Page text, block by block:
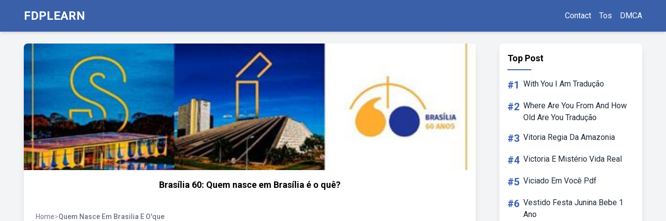
FDPLEARN Contact Tos DMCA
Brasília 60: Quem nasce em Brasília é o quê?
Home>Quem Nasce Em Brasilia E O'que
Top Post
#1 With You I Am Tradução
#2 Where Are You From And How
Old Are You Tradução
#3 Vitoria Regia Da Amazonia
#4 Victoria E Mistério Vida Real
#5 Viciado Em Você Pdf
#6 Vestido Festa Junina Bebe 1
Ano